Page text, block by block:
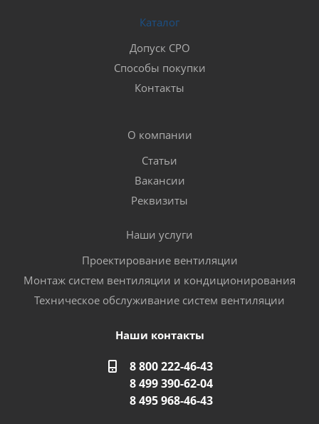
Каталог
Допуск СРО
Способы покупки
Контакты
О компании
Статьи
Вакансии
Реквизиты
Наши услуги
Проектирование вентиляции
Монтаж систем вентиляции и кондиционирования
Техническое обслуживание систем вентиляции
Наши контакты
8 800 222-46-43
8 499 390-62-04
8 495 968-46-43